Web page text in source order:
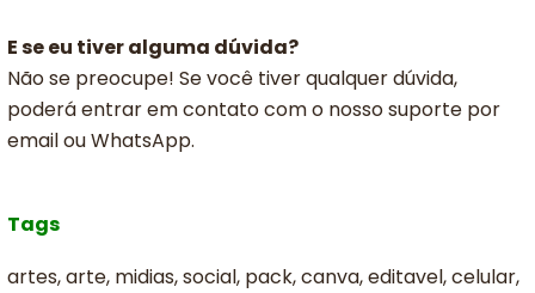
E se eu tiver alguma dúvida?
Não se preocupe! Se você tiver qualquer dúvida,
poderá entrar em contato com o nosso suporte por
email ou WhatsApp.
Tags
artes, arte, midias, social, pack, canva, editavel, celular,